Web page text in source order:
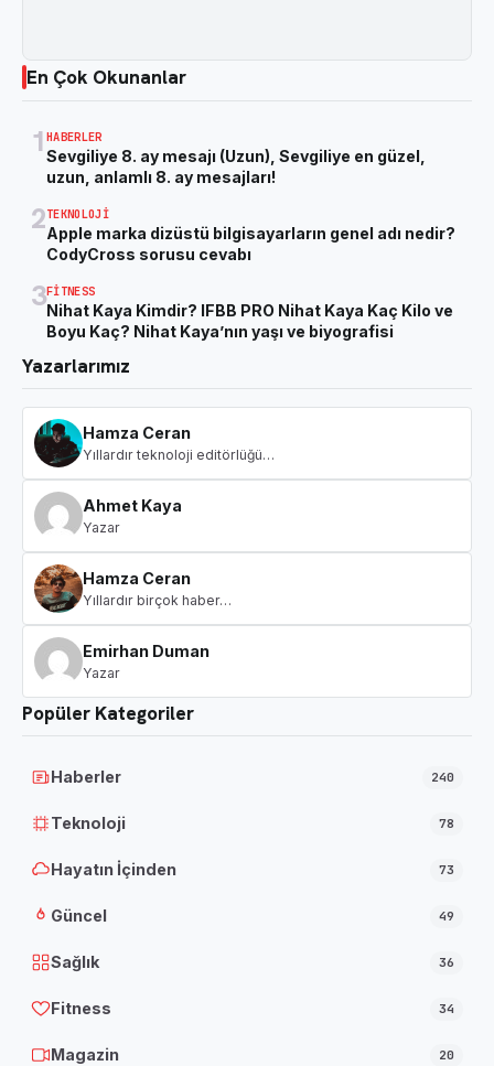
En Çok Okunanlar
1 HABERLER
Sevgiliye 8. ay mesajı (Uzun), Sevgiliye en güzel,
uzun, anlamlı 8. ay mesajları!
2TEKNOLOJI
Apple marka dizüstü bilgisayarların genel adı nedir?
CodyCross sorusu cevabı
3FITNESS
Nihat Kaya Kimdir? IFBB PRO Nihat Kaya Kaç Kilo ve
Boyu Kaç? Nihat Kaya’nın yaşı ve biyografisi
Yazarlarımız
Hamza Ceran
Yıllardır teknoloji editörlüğü…
Ahmet Kaya
Yazar
Hamza Ceran
Yıllardır birçok haber…
Emirhan Duman
Yazar
Popüler Kategoriler
Haberler 240
Teknoloji 78
Hayatın İçinden 73
Güncel 49
Sağlık 36
Fitness 34
Magazin 20